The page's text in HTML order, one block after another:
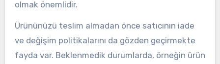
olmak önemlidir.
Ürününüzü teslim almadan önce satıcının iade
ve değişim politikalarını da gözden geçirmekte
fayda var. Beklenmedik durumlarda, örneğin ürün